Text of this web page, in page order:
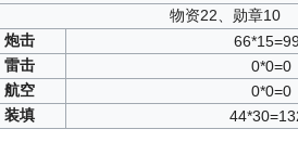
物资22、勋章10
炮击
雷击
0*0=0
航空
0*0=0
装填